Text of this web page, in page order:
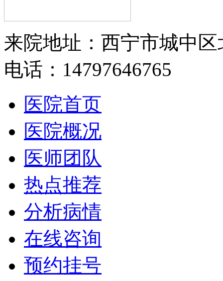
来院地址：西宁市城中区
电话：14797646765
医院首页
医院概况
医师团队
热点推荐
分析病情
在线咨询
预约挂号